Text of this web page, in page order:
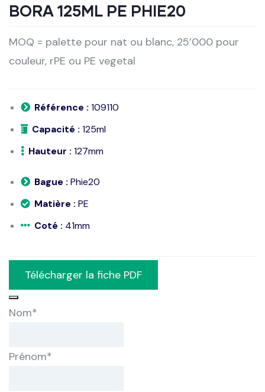
BORA 125ML PE PHIE20
MOQ = palette pour nat ou blanc, 25’000 pour
couleur, rPE ou PE vegetal
Référence : 109110
Capacité : 125ml
Hauteur : 127mm
Bague : Phie20
Matière : PE
Coté : 41mm
Télécharger la fiche PDF
Nom*
Prénom*